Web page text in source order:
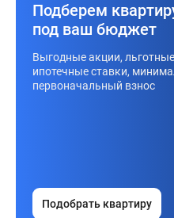
Подберем
под ваш бюджет
Выгодные акции, льготные
ипотечные ставки,
первоначальный взнос
Подобрать квартиру